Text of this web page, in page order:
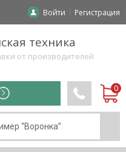
Войти Регистрация
техника
от производителей